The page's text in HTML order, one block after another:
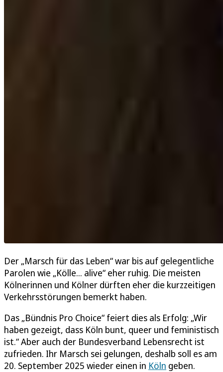
Der „Marsch für das Leben“ war bis auf gelegentliche
Parolen wie „Kölle... alive“ eher ruhig. Die meisten
Kölnerinnen und Kölner dürften eher die kurzzeitigen
Verkehrsstörungen bemerkt haben.
Das „Bündnis Pro Choice“ feiert dies als Erfolg: „Wir
haben gezeigt, dass Köln bunt, queer und feministisch
ist.“ Aber auch der Bundesverband Lebensrecht ist
zufrieden. Ihr Marsch sei gelungen, deshalb soll es am
20. September 2025 wieder einen in Köln geben.